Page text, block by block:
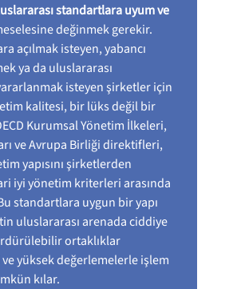
standartlara uyum ve
değinmek gerekir.
açılmak isteyen, yabancı
ya da uluslararası
isteyen şirketler için
kalitesi, bir lüks değil bir
Kurumsal Yönetim İlkeleri,
ve Avrupa Birliği direktifleri,
yapısını şirketlerden
iyi yönetim kriterleri arasında
standartlara uygun bir yapı
uluslararası arenada ciddiye
ortaklıklar
yüksek değerlemelerle işlem
kılar.